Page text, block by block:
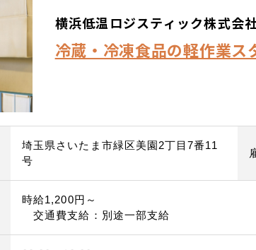
横浜低温ロジスティック株式会
冷蔵・冷凍食品の軽作業ス
埼玉県さいたま市緑区美園2丁目7番11
号
時給1,200円～
交通費支給：別途一部支給